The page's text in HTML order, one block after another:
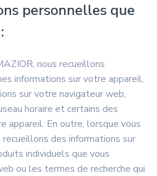
personnelles que
nous recueillons
informations sur votre appareil,
sur votre navigateur web,
horaire et certains des
appareil. En outre, lorsque vous
des informations sur
individuels que vous
ou les termes de recherche qui